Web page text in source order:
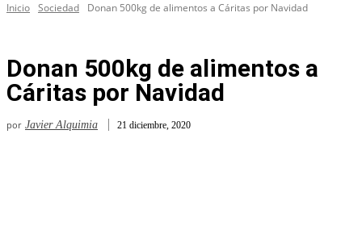
Inicio Sociedad Donan 500kg de alimentos a Cáritas por Navidad
Donan 500kg de alimentos a
Cáritas por Navidad
por Javier Alquimia 21 diciembre, 2020